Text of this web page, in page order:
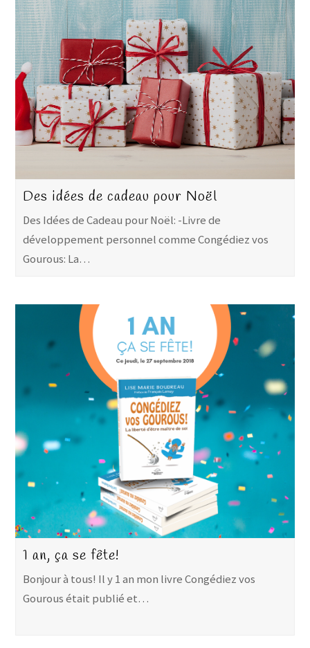
Des idées de cadeau pour Noël
Des Idées de Cadeau pour Noël: -Livre de
développement personnel comme Congédiez vos
Gourous: La…
1 an, ça se fête!
Bonjour à tous! Il y 1 an mon livre Congédiez vos
Gourous était publié et…